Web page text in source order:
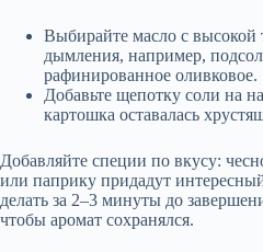
Выбирайте масло с высокой
дымления, например,
рафинированное оливковое.
Добавьте щепотку соли на
картошка оставалась
Добавляйте специи по вкусу:
или паприку придадут
делать за 2–3 минуты до
чтобы аромат сохранялся.